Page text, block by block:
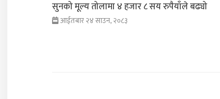
सुनको मूल्य तोलामा ४ हजार ८ सय रुपैयाँले बढ्यो
आईतबार २४ साउन, २०८३